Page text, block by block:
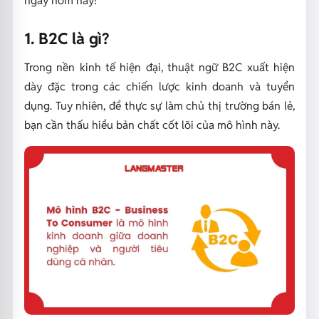
1. B2C là gì?
Trong nền kinh tế hiện đại, thuật ngữ B2C xuất hiện
dày đặc trong các chiến lược kinh doanh và tuyển
dụng. Tuy nhiên, để thực sự làm chủ thị trường bán lẻ,
bạn cần thấu hiểu bản chất cốt lõi của mô hình này.